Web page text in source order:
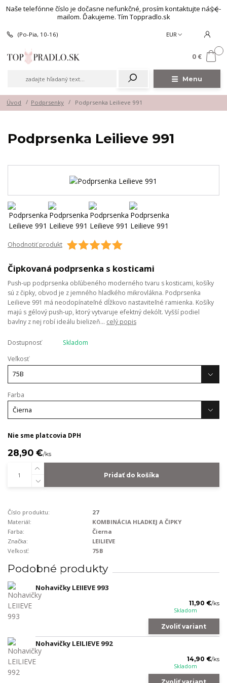
Naše telefónne číslo je dočasne nefunkčné, prosím kontaktujte nás e-
mailom. Ďakujeme. Tím Toppradlo.sk
Menu
EUR
(Po-Pia, 10-16)
0 €
Úvod Podprsenky Podprsenka Leilieve 991
Podprsenka Leilieve 991
Ohodnotiť produkt
Čipkovaná podprsenka s kosticami
Push-up podprsenka obľúbeného moderného tvaru s kosticami, košíky
sú z čipky, obvod je z jemného hladkého mikrovlákna. Podprsenka
Leilieve 991 má neodopínateľné dĺžkovo nastaviteľné ramienka. Košíky
majú s gélový push-up, ktorý vytvaruje efektný dekólt. Vyšší podiel
bavlny z nej robí ideálu bielizeň... celý popis
Dostupnosť
Skladom
Veľkosť
Farba
Nie sme platcovia DPH
28,90 €/ks
Pridať do košíka
Číslo produktu:
27
Materiál:
KOMBINÁCIA HLADKEJ A ČIPKY
Farba:
Čierna
Značka:
LEILIEVE
Veľkosť:
75B
Podobné produkty
Nohavičky LEIIEVE 993
11,90 €/ks
Skladom
Zvoliť variant
Nohavičky LEILIEVE 992
14,90 €/ks
Skladom